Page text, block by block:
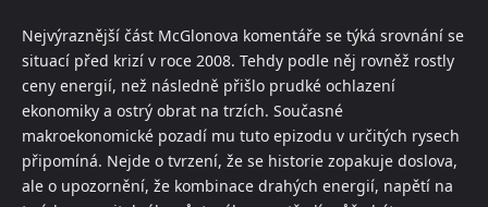
Nejvýraznější část McGlonova komentáře se týká srovnání se
situací před krizí v roce 2008. Tehdy podle něj rovněž rostly
ceny energií, než následně přišlo prudké ochlazení
ekonomiky a ostrý obrat na trzích. Současné
makroekonomické pozadí mu tuto epizodu v určitých rysech
připomíná. Nejde o tvrzení, že se historie zopakuje doslova,
ale o upozornění, že kombinace drahých energií, napětí na